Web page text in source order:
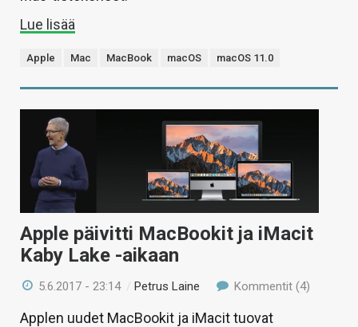
Lue lisää
Apple Mac MacBook macOS macOS 11.0
Apple päivitti MacBookit ja iMacit
Kaby Lake -aikaan
5.6.2017 - 23:14 /Petrus Laine Kommentit (4)
Applen uudet MacBookit ja iMacit tuovat